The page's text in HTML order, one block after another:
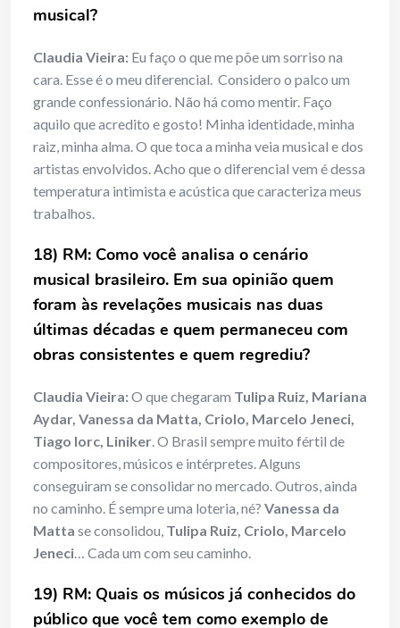
musical?
Claudia Vieira: Eu faço o que me põe um sorriso na
cara. Esse é o meu diferencial. Considero o palco um
grande confessionário. Não há como mentir. Faço
aquilo que acredito e gosto! Minha identidade, minha
raiz, minha alma. O que toca a minha veia musical e dos
artistas envolvidos. Acho que o diferencial vem é dessa
temperatura intimista e acústica que caracteriza meus
trabalhos.
18) RM: Como você analisa o cenário
musical brasileiro. Em sua opinião quem
foram às revelações musicais nas duas
últimas décadas e quem permaneceu com
obras consistentes e quem regrediu?
Claudia Vieira:O que chegaram Tulipa Ruiz, Mariana
Aydar, Vanessa da Matta, Criolo, Marcelo Jeneci,
Tiago Iorc, Liniker. O Brasil sempre muito fértil de
compositores, músicos e intérpretes. Alguns
conseguiram se consolidar no mercado. Outros, ainda
no caminho. É sempre uma loteria, né? Vanessa da
Matta se consolidou, Tulipa Ruiz, Criolo, Marcelo
Jeneci… Cada um com seu caminho.
19) RM: Quais os músicos já conhecidos do
público que você tem como exemplo de